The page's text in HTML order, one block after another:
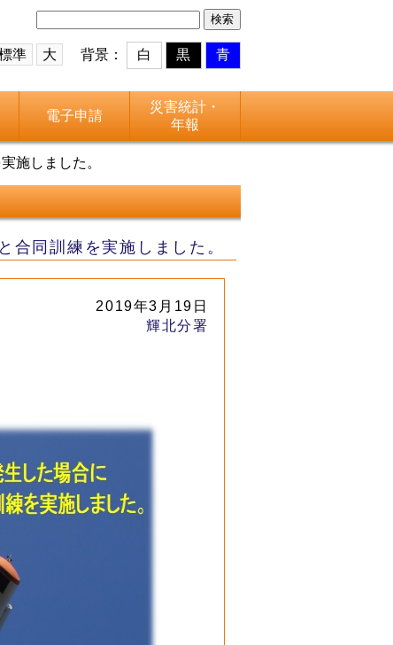
検
索:
準 大 背景： 白 黒 青
電子申請
災害統計・
年報
施しました。
同訓練を実施しました。
2019年3月19日
輝北分署